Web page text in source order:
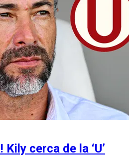
Kily cerca de la ‘U’